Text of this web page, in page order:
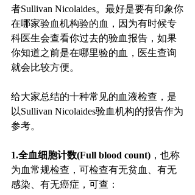
者Sullivan Nicolaides。最好是要有印象你
在哪家验血机构验的血，因为有时候专
科医生会查看你过去的验血报告，如果
你知道之前是在哪里验的血，医生查询
就会比较方便。
给大家总结的十种常见的血液检查，是
以Sullivan Nicolaides验血机构的报告作为
参考。
1.全血细胞计数(Full blood count) ，也称
为血常规检查，可检查有无贫血、有无
感染、有无癌症，可查：